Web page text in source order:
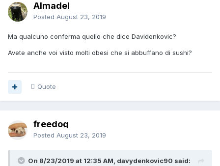
Almadel
Posted August 23, 2019
Ma qualcuno conferma quello che dice Davidenkovic?
Avete anche voi visto molti obesi che si abbuffano di sushi?
Quote
freedog
Posted August 23, 2019
On 8/23/2019 at 12:35 AM, davydenkovic90 said: